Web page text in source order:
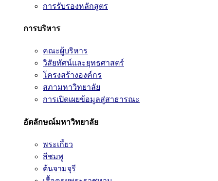
การรับรองหลักสูตร
การบริหาร
คณะผู้บริหาร
วิสัยทัศน์และยุทธศาสตร์
โครงสร้างองค์กร
สภามหาวิทยาลัย
การเปิดเผยข้อมูลสู่สาธารณะ
อัตลักษณ์มหาวิทยาลัย
พระเกี้ยว
สีชมพู
ต้นจามจุรี